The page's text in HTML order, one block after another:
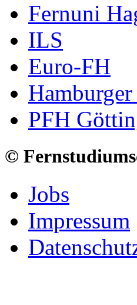
Fernuni
ILS
Euro-FH
PFH
©
Jobs
Impressum